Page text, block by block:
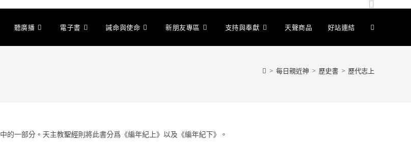
聽廣播 電子書 誡命與使命 新朋友專區 支持與奉獻 天聲商品 好站連結
> 每日親近神 > 歷史書 > 歷代志上
的一部分。天主教聖經則將此書分爲《編年紀上》以及《編年紀下》。